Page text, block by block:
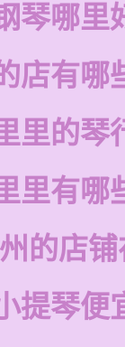
琴哪里
店有哪
里的琴
里有哪
的店
提琴便